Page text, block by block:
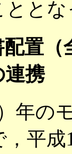
とと
置
連携
年の
平成